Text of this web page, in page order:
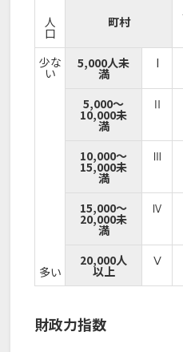
人
口
町村
少な
い
多い
5,000人未
満
I
5,000～
10,000未
満
Ⅱ
10,000～
15,000未
満
Ⅲ
15,000～
20,000未
満
Ⅳ
20,000人
以上
Ⅴ
財政力指数